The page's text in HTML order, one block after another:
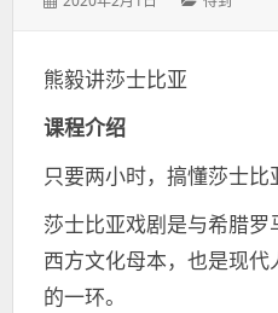
熊毅讲莎士比亚
课程介绍
只要两小时，搞懂莎士比
莎士比亚戏剧是与希腊
西方文化母本，也是现
的一环。